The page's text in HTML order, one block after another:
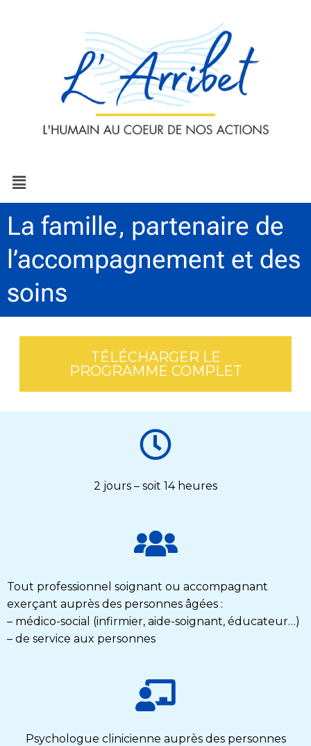
Menu
La famille, partenaire de
l’accompagnement et des
soins
TÉLÉCHARGER LE
PROGRAMME COMPLET
2 jours – soit 14 heures
Tout professionnel soignant ou accompagnant
exerçant auprès des personnes âgées :
– médico-social (infirmier, aide-soignant, éducateur…)
– de service aux personnes
Psychologue clinicienne auprès des personnes